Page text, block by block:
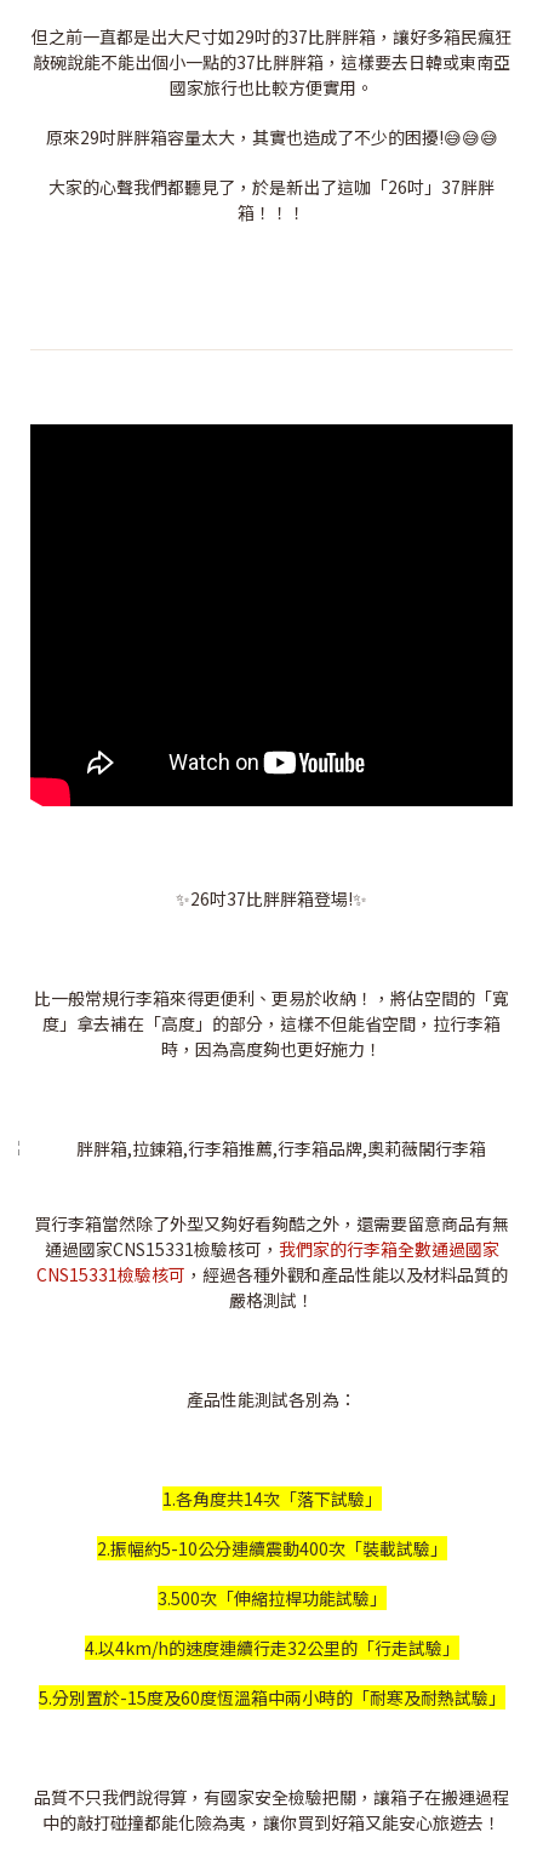
但之前一直都是出大尺寸如29吋的37比胖胖箱，讓好多箱民瘋狂
敲碗說能不能出個小一點的37比胖胖箱，這樣要去日韓或東南亞
國家旅行也比較方便實用。
原來29吋胖胖箱容量太大，其實也造成了不少的困擾!😅😅😅
大家的心聲我們都聽見了，於是新出了這咖「26吋」37胖胖
箱！！！
✨26吋37比胖胖箱登場!✨
比一般常規行李箱來得更便利、更易於收納！，將佔空間的「寬
度」拿去補在「高度」的部分，這樣不但能省空間，拉行李箱
時，因為高度夠也更好施力！
買行李箱當然除了外型又夠好看夠酷之外，還需要留意商品有無
通過國家CNS15331檢驗核可， 我們家的行李箱全數通過國家
CNS15331檢驗核可 ，經過各種外觀和產品性能以及材料品質的
嚴格測試！
產品性能測試各別為：
1.各角度共14次「落下試驗」
2.振幅約5-10公分連續震動400次「裝載試驗」
3.500次「伸縮拉桿功能試驗」
4.以4km/h的速度連續行走32公里的「行走試驗」
5.分別置於-15度及60度恆溫箱中兩小時的「耐寒及耐熱試驗」
品質不只我們說得算，有國家安全檢驗把關，讓箱子在搬運過程
中的敲打碰撞都能化險為夷，讓你買到好箱又能安心旅遊去！